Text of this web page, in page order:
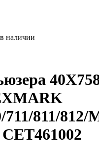
наличии
811/812/